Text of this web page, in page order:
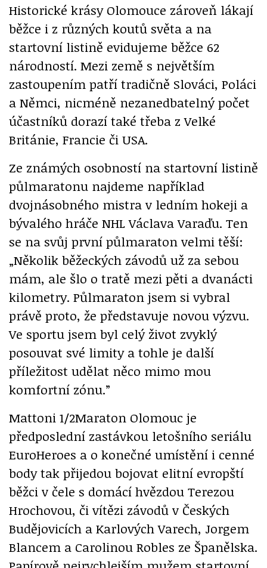
Historické krásy Olomouce zároveň lákají
běžce i z různých koutů světa a na
startovní listině evidujeme běžce 62
národností. Mezi země s největším
zastoupením patří tradičně Slováci, Poláci
a Němci, nicméně nezanedbatelný počet
účastníků dorazí také třeba z Velké
Británie, Francie či USA.
Ze známých osobností na startovní listině
půlmaratonu najdeme například
dvojnásobného mistra v ledním hokeji a
bývalého hráče NHL Václava Varaďu. Ten
se na svůj první půlmaraton velmi těší:
„Několik běžeckých závodů už za sebou
mám, ale šlo o tratě mezi pěti a dvanácti
kilometry. Půlmaraton jsem si vybral
právě proto, že představuje novou výzvu.
Ve sportu jsem byl celý život zvyklý
posouvat své limity a tohle je další
příležitost udělat něco mimo mou
komfortní zónu.”
Mattoni 1/2Maraton Olomouc je
předposlední zastávkou letošního seriálu
EuroHeroes a o konečné umístění i cenné
body tak přijedou bojovat elitní evropští
běžci v čele s domácí hvězdou Terezou
Hrochovou, či vítězi závodů v Českých
Budějovicích a Karlových Varech, Jorgem
Blancem a Carolinou Robles ze Španělska.